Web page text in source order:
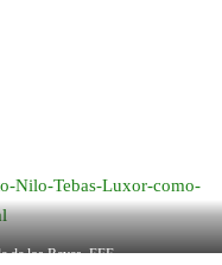
Nilo-Tebas-Luxor-como-
de los Reyes. EFE